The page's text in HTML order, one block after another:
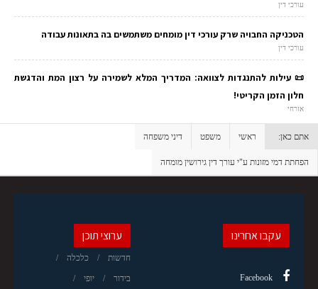
עורכי דין
הטכניקה החבויה שרק עורכי דין מומחים משתמשים בה בתאונות עבודה
עורכי דין
📜 עילות להתנגדות לצוואה: המדריך המלא לשמירה על רצון המת והדגשת
חלון הזמן הקריטי!
אזרחי
אתם כאן: ראשי משפט דיני משפחה
הפחתת דמי מזונות ע"י עורך דין גירושין מומחה
ערוצי תוכן
חדשות כלכלה
בידור יופי
עקבו אחרינו
Facebook